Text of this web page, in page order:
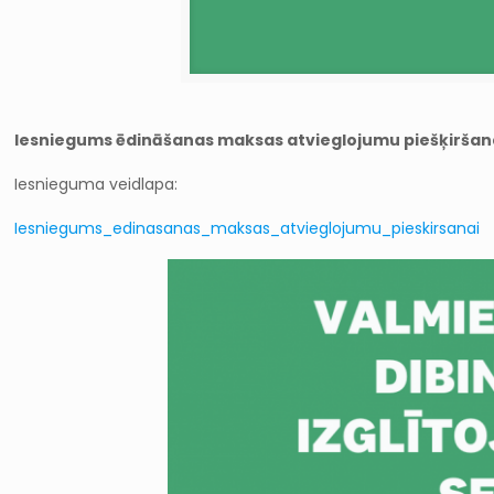
Iesniegums ēdināšanas maksas atvieglojumu
Iesnieguma veidlapa:
Iesniegums_edinasanas_maksas_atvieglojumu_pieskirsanai